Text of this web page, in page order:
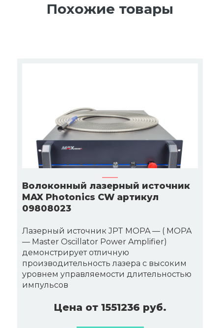
Похожие товары
Волоконный лазерный источник
MAX Photonics CW артикул
09808023
Лазерный источник JPT MOPA — ( MOPA
— Master Oscillator Power Amplifier)
демонстрирует отличную
производительность лазера с высоким
уровнем управляемости длительностью
импульсов
Цена от 1551236 руб.